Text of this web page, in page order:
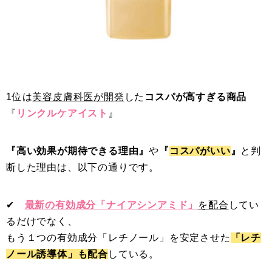
1位は美容皮膚科医が開発 した コスパが高すぎる商品
『 リンクルケアイスト 』
『高い効果が期待できる理由』や 『 コスパがいい 』 と判
断した理由は、以下の通りです。
✔︎ 最新の有効成分「ナイアシンアミド」 を配合 してい
るだけでなく、
もう１つの有効成分「レチノール」を安定させた
「レチ
ノール誘導体」も配合 している。